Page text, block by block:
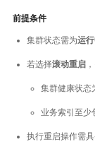
前提条件
集群状态需为运
若选择滚动重启
集群健康状态
业务索引至少
执行重启操作需